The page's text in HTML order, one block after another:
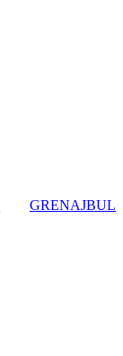
GRENAJBUL